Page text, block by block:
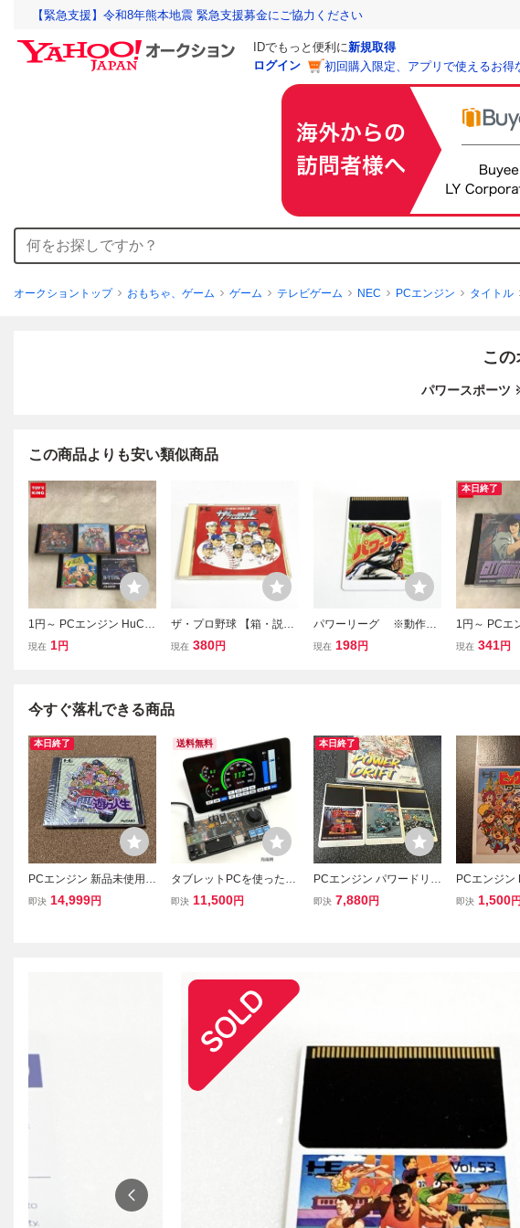
【緊急支援】令和8年熊本地震 緊急支援募金にご協力ください
IDでもっと便利に新規取得
ログイン
初回購入限定、アプリで使えるお得
オークショントップ おもちゃ、ゲーム ゲーム テレビゲーム NEC PCエンジン タイトル
こ
パワースポーツ
この商品よりも安い類似商品
1円～ PCエンジン HuCA
RD ソフト 青いブリンク
現在 1円
ザ・プロ野球 【箱・説明
書有り】清掃済 ４本まで
現在 380円
パワーリーグ ※動作確
認済・清掃済 何本でも同
現在 198円
本日終了
1円～ PCエ
RD シティー
現在 341円
今すぐ落札できる商品
本日終了
PCエンジン 新品未使用未
開封 遊々人生
即決 14,999円
送料無料
タブレットPCを使ったパ
ワーパックコントローラ
即決 11,500円
本日終了
PCエンジン パワードリフ
ト F1サーカス91 F1サー
即決 7,880円
PCエンジン
ックリマン
即決 1,500円